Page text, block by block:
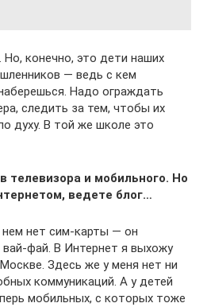
конечно, это дети наших
— ведь с кем
Надо ограждать
следить за тем, чтобы их
духу. В той же школе это
телевизора и мобильного. Но
ведете блог…
нем нет сим-карты — он
фай. В Интернет я выхожу
Здесь же у меня нет ни
коммуникаций. А у детей
мобильных, с которых тоже